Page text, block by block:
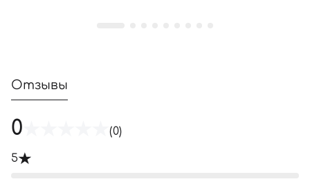
Отзывы
0 (0)
5